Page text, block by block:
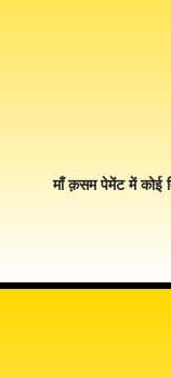
माँ क़सम पेमेंट में कोई